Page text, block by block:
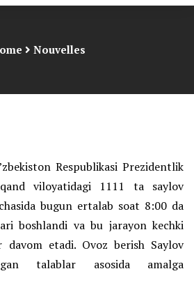
Nouvelles
Respublikasi Prezidentlik
viloyatidagi 1111 ta saylov
bugun ertalab soat 8:00 da
boshlandi va bu jarayon kechki
davom etadi. Ovoz berish Saylov
talablar asosida amalga